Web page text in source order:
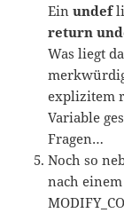
Einundef
return
Was liegt
explizitem
Variable
Fragen…
Noch so
nach